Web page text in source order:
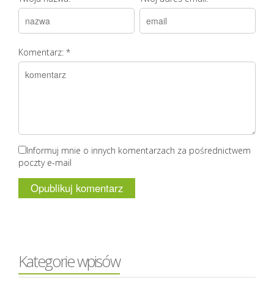
Komentarz: *
Informuj mnie o innych komentarzach za pośrednictwem
poczty e-mail
Kategorie wpisów